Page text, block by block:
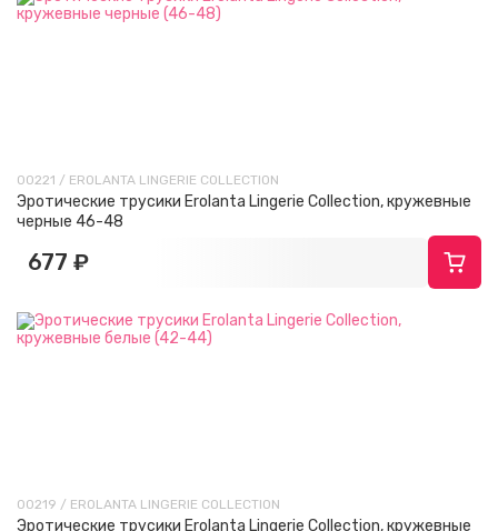
00221 / EROLANTA LINGERIE COLLECTION
Эротические трусики Erolanta Lingerie Collection, кружевные
черные 46-48
677 ₽
00219 / EROLANTA LINGERIE COLLECTION
Эротические трусики Erolanta Lingerie Collection, кружевные